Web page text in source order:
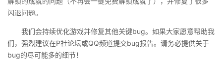
闪退问题。
我们会持续优化游戏并修复其他关键bug。如果大家愿意帮助我
们，强烈建议在P社论坛或QQ频道提交bug报告。请务必提供关于
bug的尽可能多的细节！